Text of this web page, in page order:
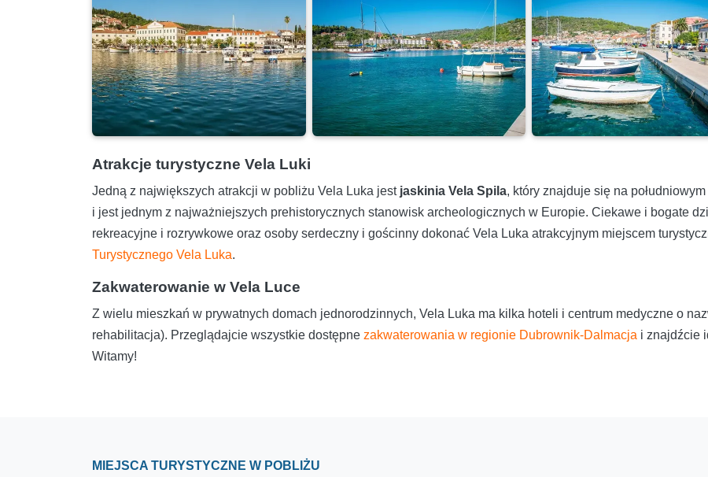
Atrakcje turystyczne Vela Luki
Jedną z największych atrakcji w pobliżu Vela Luka jest jaskinia Vela Spila, który znajduje się na
i jest jednym z najważniejszych prehistorycznych stanowisk archeologicznych w Europie. Ciekawe i bogate
rekreacyjne i rozrywkowe oraz osoby serdeczny i gościnny dokonać Vela Luka atrakcyjnym miejscem
Turystycznego Vela Luka.
Zakwaterowanie w Vela Luce
Z wielu mieszkań w prywatnych domach jednorodzinnych, Vela Luka ma kilka hoteli i centrum medyczne o
rehabilitacja). Przeglądajcie wszystkie dostępne zakwaterowania w regionie Dubrownik-Dalmacja i znajdźcie
Witamy!
MIEJSCA TURYSTYCZNE W POBLIŻU